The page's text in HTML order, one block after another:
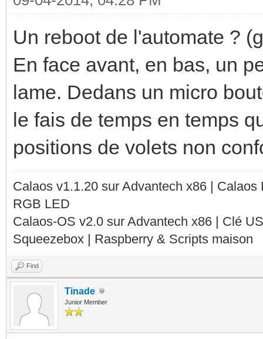
Un reboot de l'automate ?
En face avant, en bas, un
lame. Dedans un micro
le fais de temps en temps
positions de volets non
Calaos v1.1.20 sur Advantech x86 |
RGB LED
Calaos-OS v2.0 sur Advantech x86 | Clé
Squeezebox | Raspberry & Scripts maison
Find
Tinade
Junior Member